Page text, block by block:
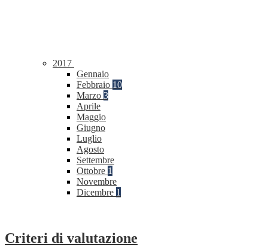
2017
Gennaio
Febbraio 10
Marzo 3
Aprile
Maggio
Giugno
Luglio
Agosto
Settembre
Ottobre 1
Novembre
Dicembre 1
Criteri di valutazione